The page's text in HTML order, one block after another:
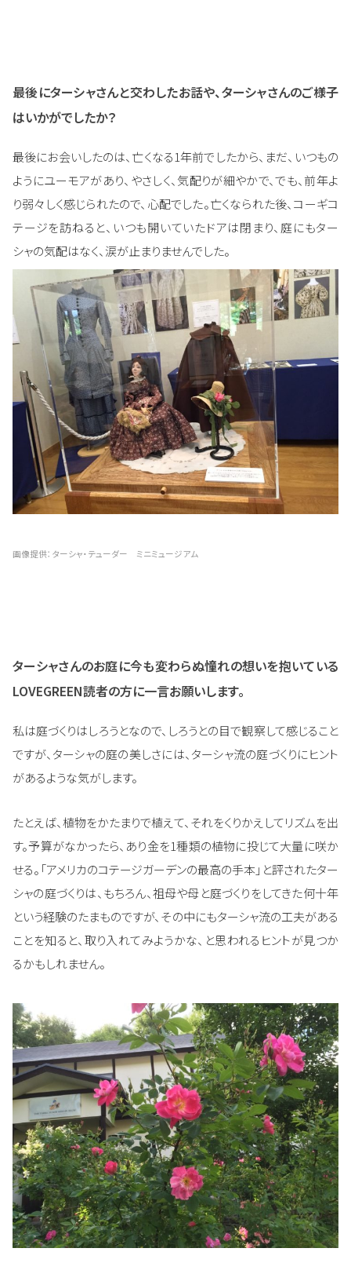
最後にターシャさんと交わしたお話や、ターシャさんのご様子
はいかがでしたか？
最後にお会いしたのは、亡くなる1年前でしたから、まだ、いつもの
ようにユーモアがあり、やさしく、気配りが細やかで、でも、前年よ
り弱々しく感じられたので、心配でした。亡くなられた後、コーギコ
テージを訪ねると、いつも開いていたドアは閉まり、庭にもター
シャの気配はなく、涙が止まりませんでした。
画像提供：ターシャ・テューダー ミニミュージアム
ターシャさんのお庭に今も変わらぬ憧れの想いを抱いている
LOVEGREEN読者の方に一言お願いします。
私は庭づくりはしろうとなので、しろうとの目で観察して感じること
ですが、ターシャの庭の美しさには、ターシャ流の庭づくりにヒント
があるような気がします。
たとえば、植物をかたまりで植えて、それをくりかえしてリズムを出
す。予算がなかったら、あり金を1種類の植物に投じて大量に咲か
せる。「アメリカのコテージガーデンの最高の手本」と評されたター
シャの庭づくりは、もちろん、祖母や母と庭づくりをしてきた何十年
という経験のたまものですが、その中にもターシャ流の工夫がある
ことを知ると、取り入れてみようかな、と思われるヒントが見つか
るかもしれません。